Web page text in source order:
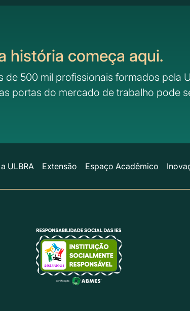
história começa aqui.
de 500 mil profissionais formados pela
portas do mercado de trabalho pode
ULBRA Extensão Espaço Acadêmico